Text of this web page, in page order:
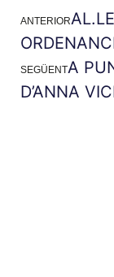
ANTERIOR
SEGÜENTA
D’ANNA